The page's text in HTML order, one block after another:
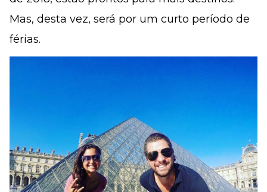
Mas, desta vez, será por um curto período de
férias.